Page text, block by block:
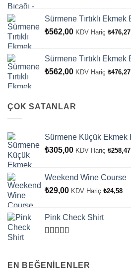
Sürmene Tırtıklı Ekmek
₺562,00 KDV Hariç ₺476,27
Sürmene Tırtıklı
₺562,00 KDV Hariç ₺476,27
ÇOK SATANLAR
Sürmene Küçük Ekmek
₺305,00 KDV Hariç ₺258,47
Weekend Wine Course
₺29,00 KDV Hariç ₺24,58
Pink Check Shirt
aldı
EN BEĞENİLENLER